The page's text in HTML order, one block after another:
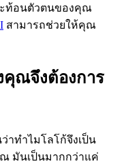
ะท้อนตัวตนของคุณ
สามารถช่วยให้คุณ
ณจึงต้องการ
าทำไมโลโก้จึงเป็น
มันเป็นมากกว่าแค่